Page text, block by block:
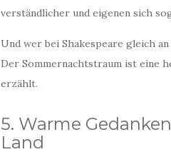
verständlicher und eigenen sich
Und wer bei Shakespeare gleich
Der Sommernachtstraum ist eine
erzählt.
5. Warme
Land